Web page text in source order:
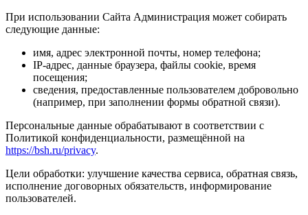
При использовании Сайта Администрация может собирать
следующие данные:
имя, адрес электронной почты, номер телефона;
IP-адрес, данные браузера, файлы cookie, время
посещения;
сведения, предоставленные пользователем добровольно
(например, при заполнении формы обратной связи).
Персональные данные обрабатывают в соответствии с
Политикой конфиденциальности, размещённой на
https://bsh.ru/privacy.
Цели обработки: улучшение качества сервиса, обратная связь,
исполнение договорных обязательств, информирование
пользователей.